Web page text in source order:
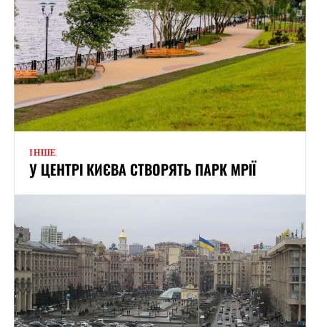
ІНШЕ
У ЦЕНТРІ КИЄВА СТВОРЯТЬ ПАРК МРІЇ